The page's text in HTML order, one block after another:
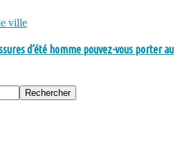
ville
d’été homme pouvez-vous porter au